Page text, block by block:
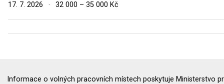
17. 7. 2026
· 32 000 – 35 000 Kč
Informace o volných pracovních místech poskytuje Ministerstvo